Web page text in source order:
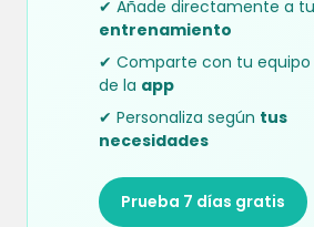
✔ Añade directamente a tu
entrenamiento
✔ Comparte con tu equipo
de la app
✔ Personaliza según tus
necesidades
Prueba 7 días gratis